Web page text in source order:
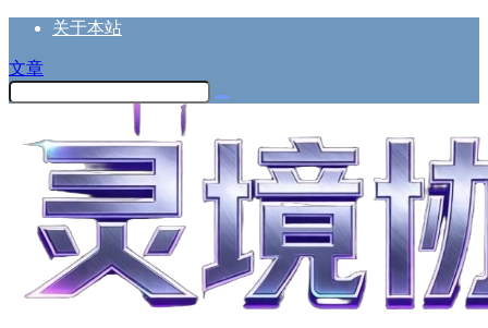
关于本站
文章